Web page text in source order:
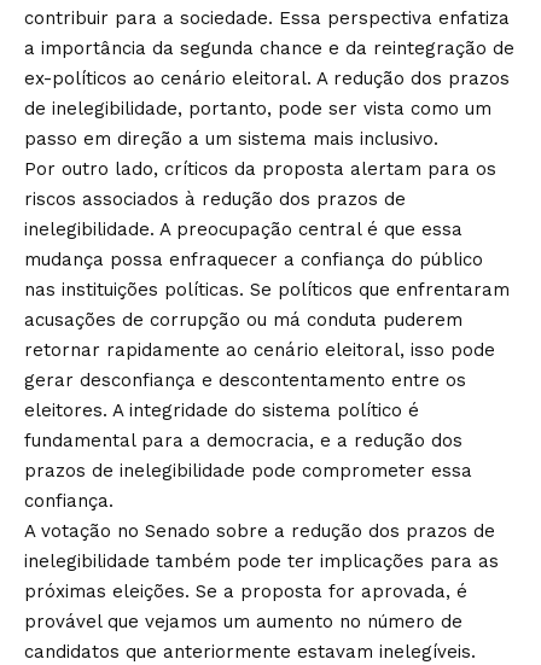
contribuir para a sociedade. Essa perspectiva enfatiza
a importância da segunda chance e da reintegração de
ex-políticos ao cenário eleitoral. A redução dos prazos
de inelegibilidade, portanto, pode ser vista como um
passo em direção a um sistema mais inclusivo.
Por outro lado, críticos da proposta alertam para os
riscos associados à redução dos prazos de
inelegibilidade. A preocupação central é que essa
mudança possa enfraquecer a confiança do público
nas instituições políticas. Se políticos que enfrentaram
acusações de corrupção ou má conduta puderem
retornar rapidamente ao cenário eleitoral, isso pode
gerar desconfiança e descontentamento entre os
eleitores. A integridade do sistema político é
fundamental para a democracia, e a redução dos
prazos de inelegibilidade pode comprometer essa
confiança.
A votação no Senado sobre a redução dos prazos de
inelegibilidade também pode ter implicações para as
próximas eleições. Se a proposta for aprovada, é
provável que vejamos um aumento no número de
candidatos que anteriormente estavam inelegíveis.